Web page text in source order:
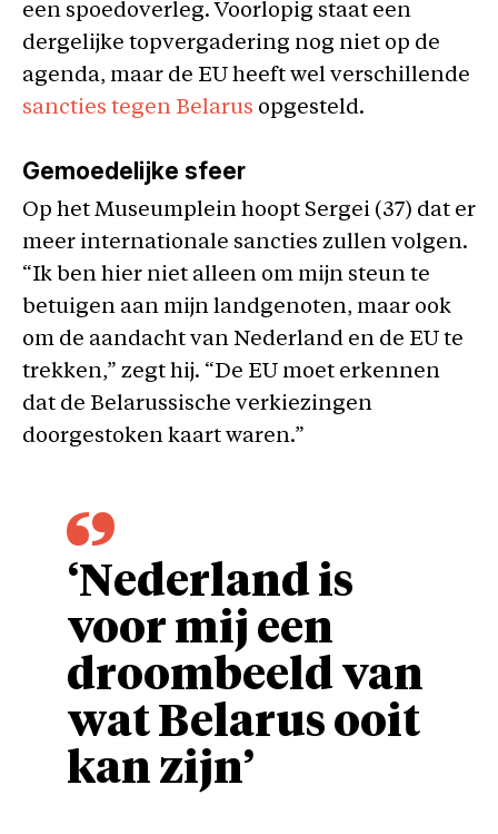
een spoedoverleg. Voorlopig staat een
dergelijke topvergadering nog niet op de
agenda, maar de EU heeft wel verschillende
sancties tegen Belarus opgesteld.
Gemoedelijke sfeer
Op het Museumplein hoopt Sergei (37) dat er
meer internationale sancties zullen volgen.
“Ik ben hier niet alleen om mijn steun te
betuigen aan mijn landgenoten, maar ook
om de aandacht van Nederland en de EU te
trekken,” zegt hij. “De EU moet erkennen
dat de Belarussische verkiezingen
doorgestoken kaart waren.”
‘Nederland is
voor mij een
droombeeld van
wat Belarus ooit
kan zijn’